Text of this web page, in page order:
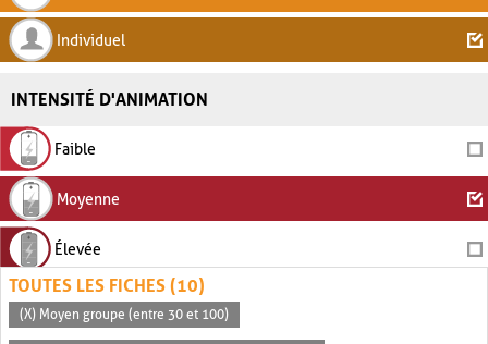
Individuel
INTENSITÉ D'ANIMATION
Faible
Moyenne
Élevée
TOUTES LES FICHES (10)
(X) Moyen groupe (entre 30 et 100)